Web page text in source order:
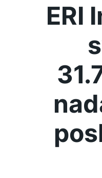
ERI